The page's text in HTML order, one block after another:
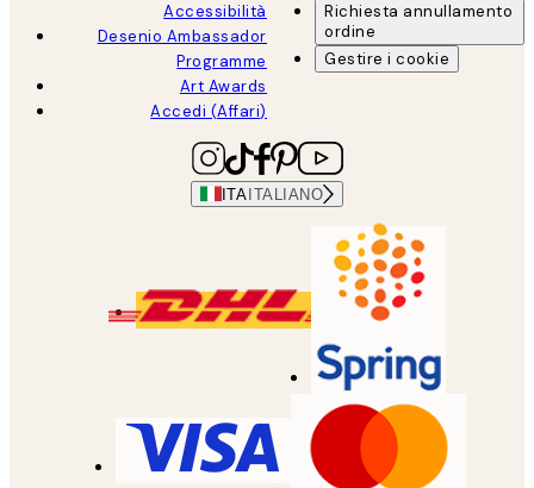
Accessibilità
Desenio Ambassador
Programme
Art Awards
Accedi (Affari)
Richiesta annullamento
ordine
Gestire i cookie
ITAITALIANO